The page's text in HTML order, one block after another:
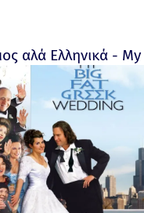
– 2014
αλά Ελληνικά -